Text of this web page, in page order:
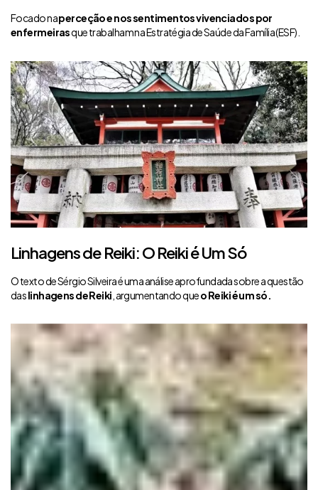
Focado naperceção e nos sentimentos vivenciados por
enfermeirasque trabalham na Estratégia de Saúde da Família (ESF).
Linhagens de Reiki: O Reiki é Um Só
O texto de Sérgio Silveira é uma análise aprofundada sobre a questão
daslinhagens de Reiki , argumentando queo Reiki é um só.